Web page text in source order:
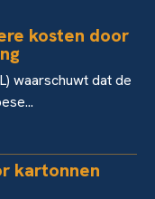
kosten door
waarschuwt dat de
kartonnen